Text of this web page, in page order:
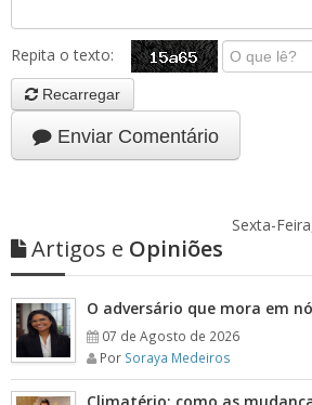
Repita o texto:
Recarregar
Enviar Comentário
Sexta-
Artigos e Opiniões
O adversário que mora em
07 de Agosto de 2026
Por Soraya Medeiros